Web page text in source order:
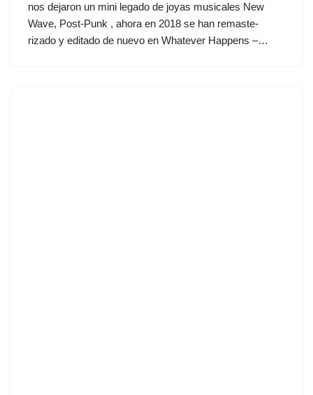
nos dejaron un mini legado de joyas musicales New
Wave, Post-Punk , ahora en 2018 se han remaste-
rizado y editado de nuevo en Whatever Happens –…